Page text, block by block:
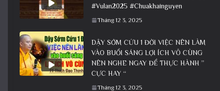
#Vulan2025 #Chuakhainguyen
Tháng 12 3, 2025
DẬY SỚM CỨU 1 ĐỜI VIỆC NÊN LÀM
VÀO BUỔI SÁNG LỢI ÍCH VÔ CÙNG
NÊN NGHE NGAY ĐỂ THỰC HÀNH ”
CỰC HAY “
Tháng 12 3, 2025